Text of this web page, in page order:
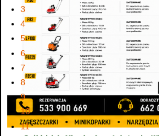
3
4
5
6
7
8
9
10
11